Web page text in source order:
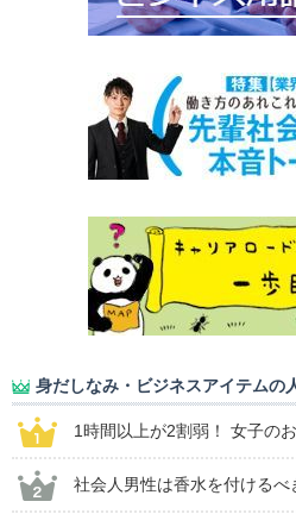
身だしなみ・ビジネスアイテムの
1時間以上が2割弱！ 女子の
社会人男性は香水を付ける